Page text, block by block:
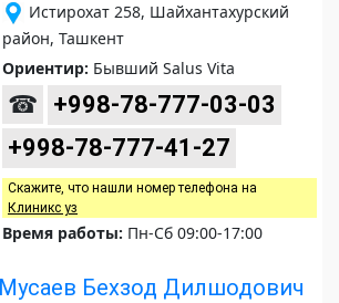
Истирохат 258, Шайхантахурский
район, Ташкент
Ориентир: Бывший Salus Vita
☎
+998-78-777-03-03
+998-78-777-41-27
Скажите, что нашли номер телефона на
Клиникс уз
Время работы: Пн-Сб 09:00-17:00
Мусаев Бехзод Дилшодович